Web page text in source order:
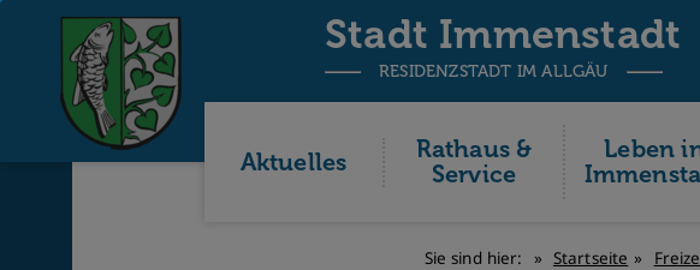
Aktuelles
Rathaus &
Service
Leben
Stadt Immenstadt
RESIDENZSTADT IM ALLGÄU
Sie sind hier: Startseite